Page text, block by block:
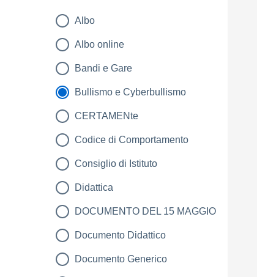
Albo
Albo online
Bandi e Gare
Bullismo e Cyberbullismo
CERTAMENte
Codice di Comportamento
Consiglio di Istituto
Didattica
DOCUMENTO DEL 15 MAGGIO
Documento Didattico
Documento Generico